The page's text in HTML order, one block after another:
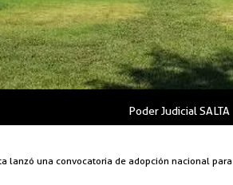
Poder Judicial SALTA
lanzó una convocatoria de adopción nacional